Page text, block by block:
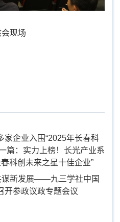
现场
家企业入围“2025年长春科
篇： 实力上榜！长光产业系
科创未来之星十佳企业”
谋新发展——九三学社中国
开参政议政专题会议